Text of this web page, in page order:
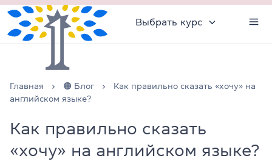
Выбрать курс
Главная 🟠 Блог
Как правильно сказать «хочу» на
английском языке?
Как правильно сказать
«хочу» на английском языке?